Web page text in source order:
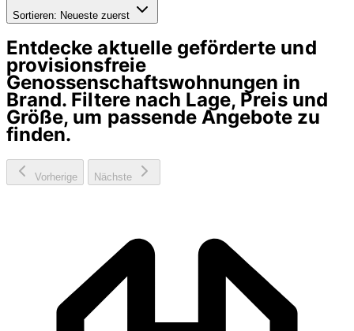
Sortieren: Neueste zuerst
Entdecke aktuelle geförderte und
provisionsfreie
Genossenschaftswohnungen in
Brand. Filtere nach Lage, Preis und
Größe, um passende Angebote zu
finden.
Vorherige Nächste